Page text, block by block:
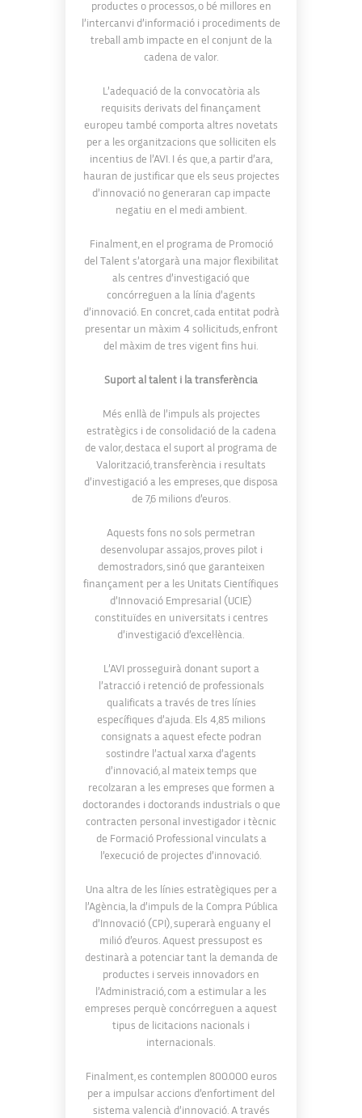
productes o processos, o bé millores en
l’intercanvi d’informació i procediments de
treball amb impacte en el conjunt de la
cadena de valor.
L’adequació de la convocatòria als
requisits derivats del finançament
europeu també comporta altres novetats
per a les organitzacions que sol·liciten els
incentius de l’AVI. I és que, a partir d’ara,
hauran de justificar que els seus projectes
d’innovació no generaran cap impacte
negatiu en el medi ambient.
Finalment, en el programa de Promoció
del Talent s’atorgarà una major flexibilitat
als centres d’investigació que
concórreguen a la línia d’agents
d’innovació. En concret, cada entitat podrà
presentar un màxim 4 sol·licituds, enfront
del màxim de tres vigent fins hui.
Suport al talent i la transferència
Més enllà de l’impuls als projectes
estratègics i de consolidació de la cadena
de valor, destaca el suport al programa de
Valorització, transferència i resultats
d’investigació a les empreses, que disposa
de 7,6 milions d’euros.
Aquests fons no sols permetran
desenvolupar assajos, proves pilot i
demostradors, sinó que garanteixen
finançament per a les Unitats Científiques
d’Innovació Empresarial (UCIE)
constituïdes en universitats i centres
d’investigació d’excel·lència.
L’AVI prosseguirà donant suport a
l’atracció i retenció de professionals
qualificats a través de tres línies
específiques d’ajuda. Els 4,85 milions
consignats a aquest efecte podran
sostindre l’actual xarxa d’agents
d’innovació, al mateix temps que
recolzaran a les empreses que formen a
doctorandes i doctorands industrials o que
contracten personal investigador i tècnic
de Formació Professional vinculats a
l’execució de projectes d’innovació.
Una altra de les línies estratègiques per a
l’Agència, la d’impuls de la Compra Pública
d’Innovació (CPI), superarà enguany el
milió d’euros. Aquest pressupost es
destinarà a potenciar tant la demanda de
productes i serveis innovadors en
l’Administració, com a estimular a les
empreses perquè concórreguen a aquest
tipus de licitacions nacionals i
internacionals.
Finalment, es contemplen 800.000 euros
per a impulsar accions d’enfortiment del
sistema valencià d’innovació. A través